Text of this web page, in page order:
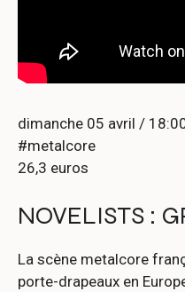
dimanche 05 avril /
#metalcore
26,3 euros
NOVELISTS :
La scène metalcore
porte-drapeaux en